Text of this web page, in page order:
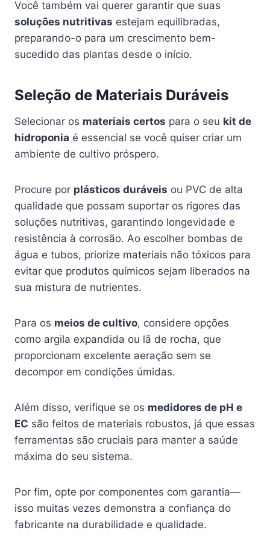
Você também vai querer garantir que suas
soluções nutritivas estejam equilibradas,
preparando-o para um crescimento bem-
sucedido das plantas desde o início.
Seleção de Materiais Duráveis
Selecionar os materiais certos para o seu kit de
hidroponia é essencial se você quiser criar um
ambiente de cultivo próspero.
Procure por plásticos duráveis ou PVC de alta
qualidade que possam suportar os rigores das
soluções nutritivas, garantindo longevidade e
resistência à corrosão. Ao escolher bombas de
água e tubos, priorize materiais não tóxicos para
evitar que produtos químicos sejam liberados na
sua mistura de nutrientes.
Para os meios de cultivo, considere opções
como argila expandida ou lã de rocha, que
proporcionam excelente aeração sem se
decompor em condições úmidas.
Além disso, verifique se os medidores de pH e
EC são feitos de materiais robustos, já que essas
ferramentas são cruciais para manter a saúde
máxima do seu sistema.
Por fim, opte por componentes com garantia—
isso muitas vezes demonstra a confiança do
fabricante na durabilidade e qualidade.